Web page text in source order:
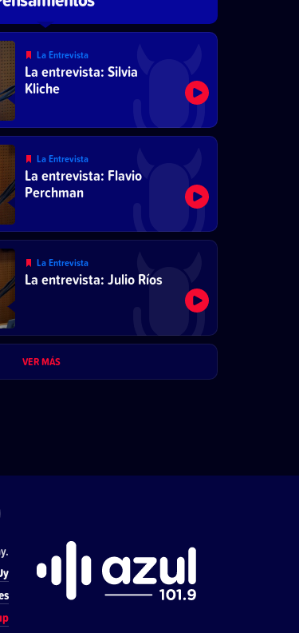
La Entrevista
La entrevista: Silvia
Kliche
La Entrevista
La entrevista: Flavio
Perchman
La Entrevista
La entrevista: Julio Ríos
VER MÁS